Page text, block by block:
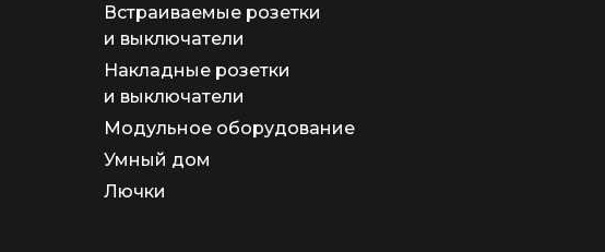
Встраиваемые розетки
и выключатели
Накладные розетки
и выключатели
Модульное оборудование
Умный дом
Лючки